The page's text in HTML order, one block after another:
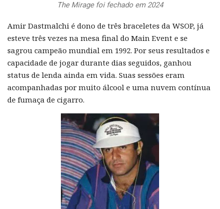
The Mirage foi fechado em 2024
Amir Dastmalchi é dono de três braceletes da WSOP, já
esteve três vezes na mesa final do Main Event e se
sagrou campeão mundial em 1992. Por seus resultados e
capacidade de jogar durante dias seguidos, ganhou
status de lenda ainda em vida. Suas sessões eram
acompanhadas por muito álcool e uma nuvem contínua
de fumaça de cigarro.